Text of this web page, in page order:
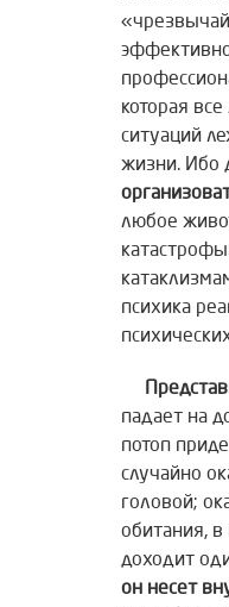
которая
ситуаций
жизни. Ибо
любое
катастрофы
психика
падает на
потоп
случайно
головой;
обитания,
доходит
он несет